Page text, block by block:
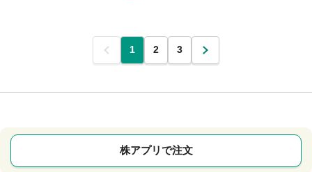
前 1 2 3 次
株アプリで注文